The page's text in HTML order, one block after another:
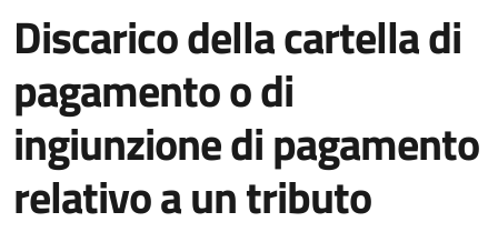
Discarico della cartella di
pagamento o di
ingiunzione di pagamento
relativo a un tributo